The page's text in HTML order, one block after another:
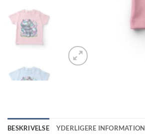
BESKRIVELSE YDERLIGERE INFORMATION